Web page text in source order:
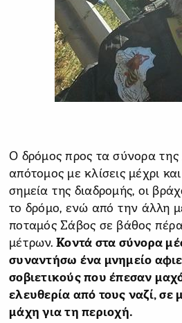
Ο δρόμος προς τα σύνορα της
απότομος με κλίσεις μέχρι
σημεία της διαδρομής, οι
το δρόμο, ενώ από την άλλη
ποταμός Σάβος σε βάθος
μέτρων. Κοντά στα σύνορα
συναντήσω ένα μνημείο
σοβιετικούς που έπεσαν
ελευθερία από τους ναζί, σε
μάχη για τη περιοχή.